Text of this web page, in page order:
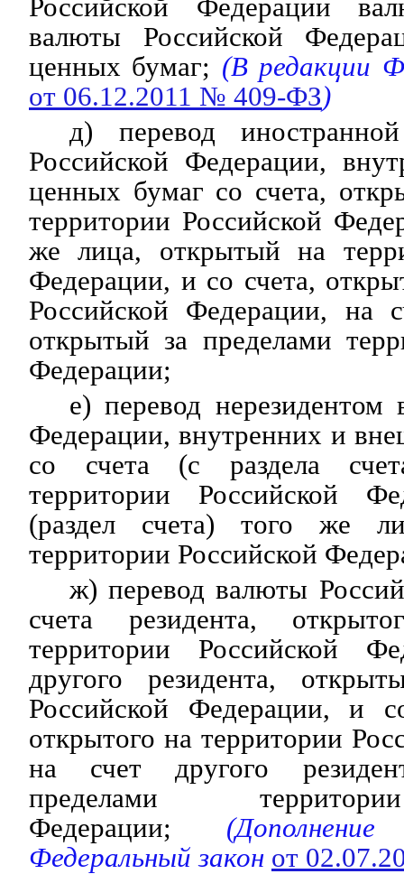
Российской Федерации
валюты Российской
ценных бумаг; (В редакции
от 06.12.2011 № 409-ФЗ)
д) перевод
Российской Федерации,
ценных бумаг со счета,
территории Российской
же лица, открытый на
Федерации, и со счета,
Российской Федерации, на
открытый за пределами
Федерации;
е) перевод нерезидентом
Федерации, внутренних и
со счета (с раздела
территории Российской
(раздел счета) того же
территории Российской
ж) перевод валюты
счета резидента,
территории Российской
другого резидента,
Российской Федерации, и
открытого на территории
на счет другого
пределами
Федерации;
Федеральный закон от